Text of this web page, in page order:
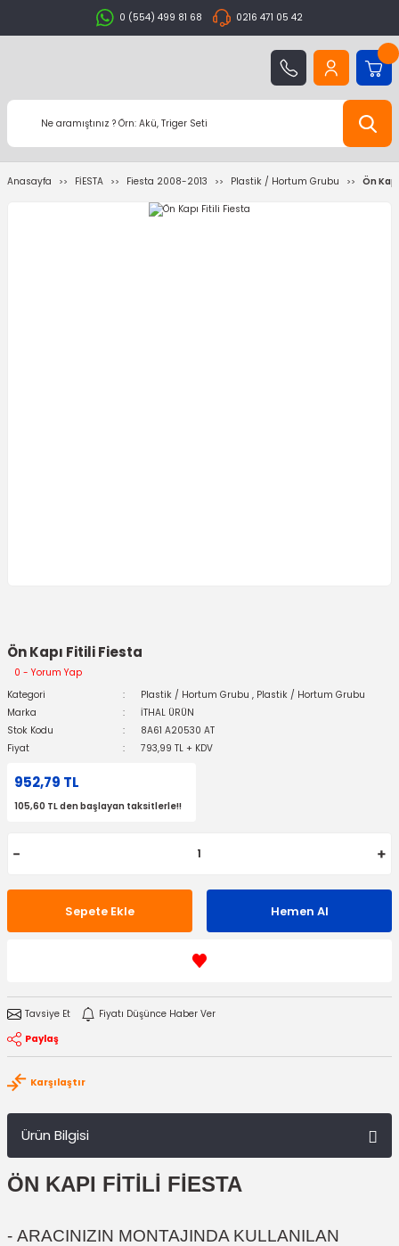
0 (554) 499 81 68 0216 471 05 42
Anasayfa FİESTA Fiesta 2008-2013 Plastik / Hortum Grubu Ön
Ön Kapı Fitili Fiesta
0 - Yorum Yap
Kategori
Plastik / Hortum Grubu , Plastik / Hortum Grubu
Marka
İTHAL ÜRÜN
Stok Kodu
8A61 A20530 AT
Fiyat
793,99 TL + KDV
952,79 TL
105,60 TL den başlayan taksitlerle!!
Sepete Ekle Hemen Al
Tavsiye Et
Fiyatı Düşünce Haber Ver
Paylaş
Karşılaştır
Ürün Bilgisi
ÖN KAPI FİTİLİ FİESTA
- ARACINIZIN MONTAJINDA KULLANILAN